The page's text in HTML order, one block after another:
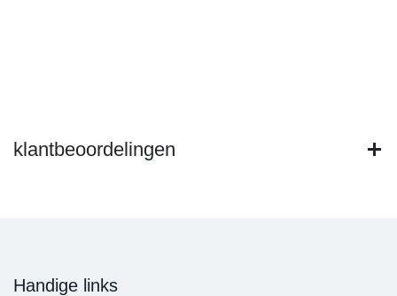
klantbeoordelingen
Handige links